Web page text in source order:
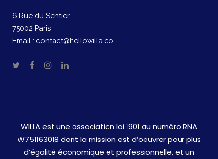
6 Rue du Sentier
75002 Paris
Email : contact@hellowilla.co
WILLA est une association loi 1901 au numéro RNA
W751163018 dont la mission est d’oeuvrer pour plus
d’égalité économique et professionnelle, et un